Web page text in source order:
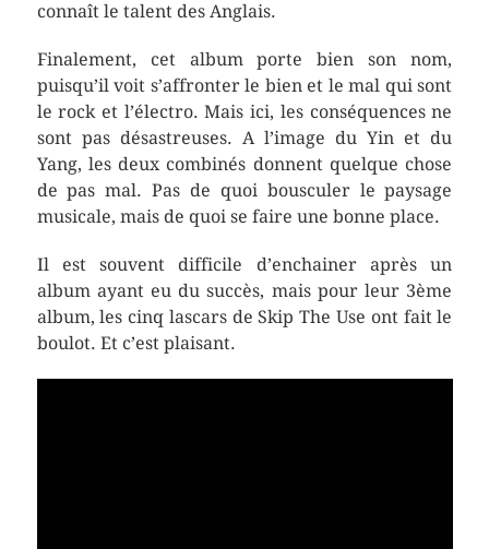
connaît le talent des Anglais.
Finalement, cet album porte bien son nom,
puisqu’il voit s’affronter le bien et le mal qui sont
le rock et l’électro. Mais ici, les conséquences ne
sont pas désastreuses. A l’image du Yin et du
Yang, les deux combinés donnent quelque chose
de pas mal. Pas de quoi bousculer le paysage
musicale, mais de quoi se faire une bonne place.
Il est souvent difficile d’enchainer après un
album ayant eu du succès, mais pour leur 3ème
album, les cinq lascars de Skip The Use ont fait le
boulot. Et c’est plaisant.